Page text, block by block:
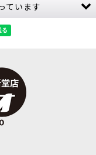
パトロール 2号
マー40,000』は、
。 『ウォーハンマ
ル』を通してこの
ています